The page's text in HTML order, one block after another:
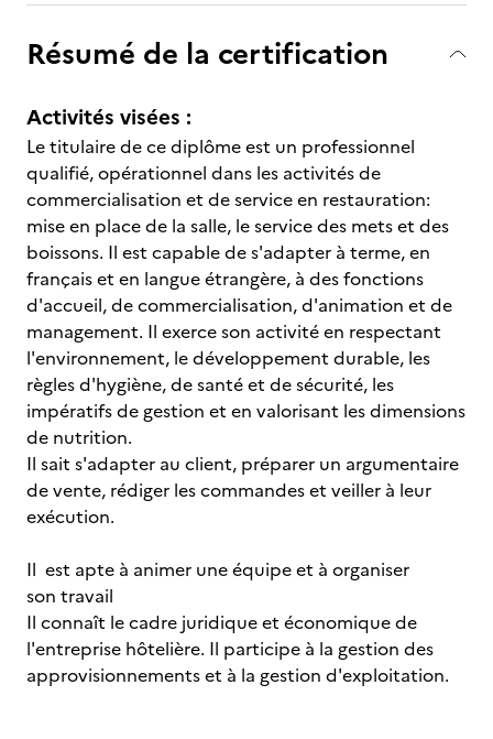
Résumé de la certification
Activités visées :
Le titulaire de ce diplôme est un professionnel
qualifié, opérationnel dans les activités de
commercialisation et de service en restauration:
mise en place de la salle, le service des mets et des
boissons. Il est capable de s'adapter à terme, en
français et en langue étrangère, à des fonctions
d'accueil, de commercialisation, d'animation et de
management. Il exerce son activité en respectant
l'environnement, le développement durable, les
règles d'hygiène, de santé et de sécurité, les
impératifs de gestion et en valorisant les dimensions
de nutrition.
Il sait s'adapter au client, préparer un argumentaire
de vente, rédiger les commandes et veiller à leur
exécution.
Il est apte à animer une équipe et à organiser
son travail
Il connaît le cadre juridique et économique de
l'entreprise hôtelière. Il participe à la gestion des
approvisionnements et à la gestion d'exploitation.